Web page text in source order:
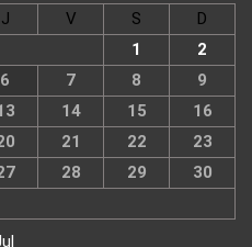
J V S
D
1
2
6 7 8
9
14 15
16
21 22
23
28 29
30